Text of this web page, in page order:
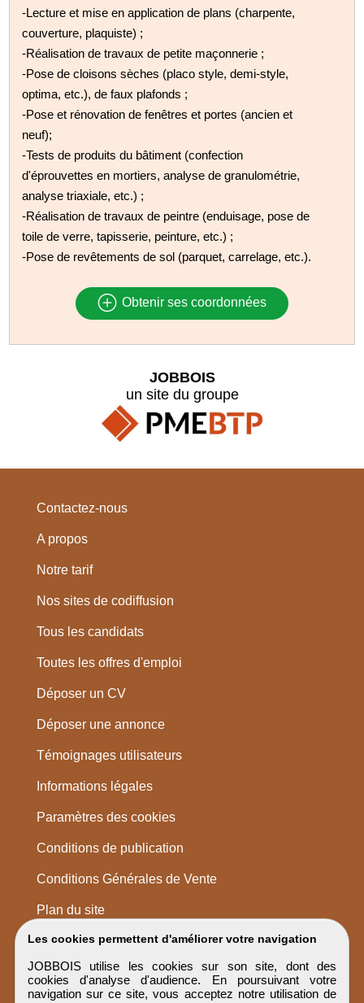
-Lecture et mise en application de plans (charpente,
couverture, plaquiste) ;
-Réalisation de travaux de petite maçonnerie ;
-Pose de cloisons sèches (placo style, demi-style,
optima, etc.), de faux plafonds ;
-Pose et rénovation de fenêtres et portes (ancien et
neuf);
-Tests de produits du bâtiment (confection
d'éprouvettes en mortiers, analyse de granulométrie,
analyse triaxiale, etc.) ;
-Réalisation de travaux de peintre (enduisage, pose de
toile de verre, tapisserie, peinture, etc.) ;
-Pose de revêtements de sol (parquet, carrelage, etc.).
Obtenir ses coordonnées
Les cookies permettent d'améliorer votre navigation
JOBBOIS utilise les cookies sur son site, dont des
cookies d'analyse d'audience. En poursuivant votre
navigation sur ce site, vous acceptez notre utilisation de
JOBBOIS
un site du groupe
Contactez-nous
A propos
Notre tarif
Nos sites de codiffusion
Tous les candidats
Toutes les offres d'emploi
Déposer un CV
Déposer une annonce
Témoignages utilisateurs
Informations légales
Paramètres des cookies
Conditions de publication
Conditions Générales de Vente
Plan du site